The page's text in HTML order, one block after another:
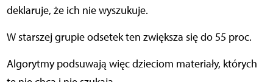
deklaruje, że ich nie wyszukuje.
W starszej grupie odsetek ten zwiększa się do 55 proc.
Algorytmy podsuwają więc dzieciom materiały, których